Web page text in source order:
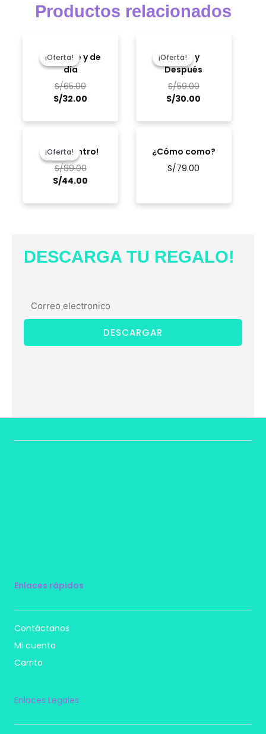
Productos relacionados
¡Oferta!
¡Oferta!
De noche y de
día
S/65.00
original
S/65.00.
S/32.00
actual
¡Oferta!
¡Oferta!
Antes y
Después
S/59.00
original
era:
S/59.00.
S/30.00
es:
¡Oferta!
¡Oferta!
¡Mira dentro!
S/89.00
original
era:
S/89.00.
S/44.00
actual
¿Cómo como?
S/79.00
DESCARGA TU REGALO!
DESCARGAR
Enlaces rápidos
Contáctanos
Mi cuenta
Carrito
Enlaces Legales